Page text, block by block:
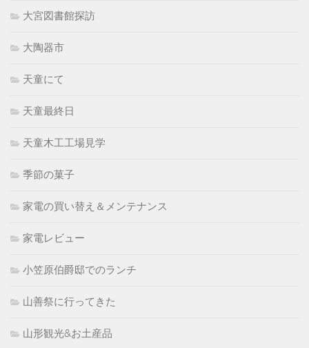
大宮図書館探訪
大陶器市
天童にて
天童最終日
天童木工工場見学
季節の菓子
家電の買い替え＆メンテナンス
家電レビュー
小笠原伯爵邸でのランチ
山善祭に行ってきた
山形観光&お土産品